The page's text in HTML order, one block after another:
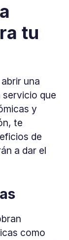
tu
una
servicio que
y
te
de
a dar el
como